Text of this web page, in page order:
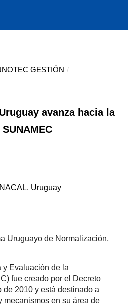
GESTIÓN /
avanza hacia la
Uruguay
Uruguayo de Normalización,
y Evaluación de la
fue creado por el Decreto
de 2010 y está destinado a
mecanismos en su área de